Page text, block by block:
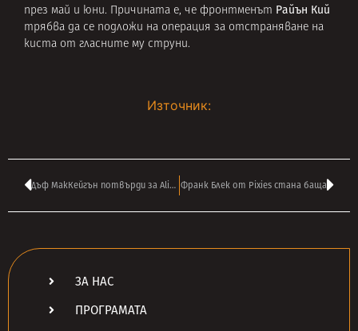
през май и юни. Причината е, че фронтменът Райън Кий
трябва да се подложи на операция за отстраняване на
киста от гласните му струни.
Източник:
Дъф МакКейгън потвърди за Alice In Chains Франк Блек от Pixies стана баща
ЗА НАС
ПРОГРАМАТА